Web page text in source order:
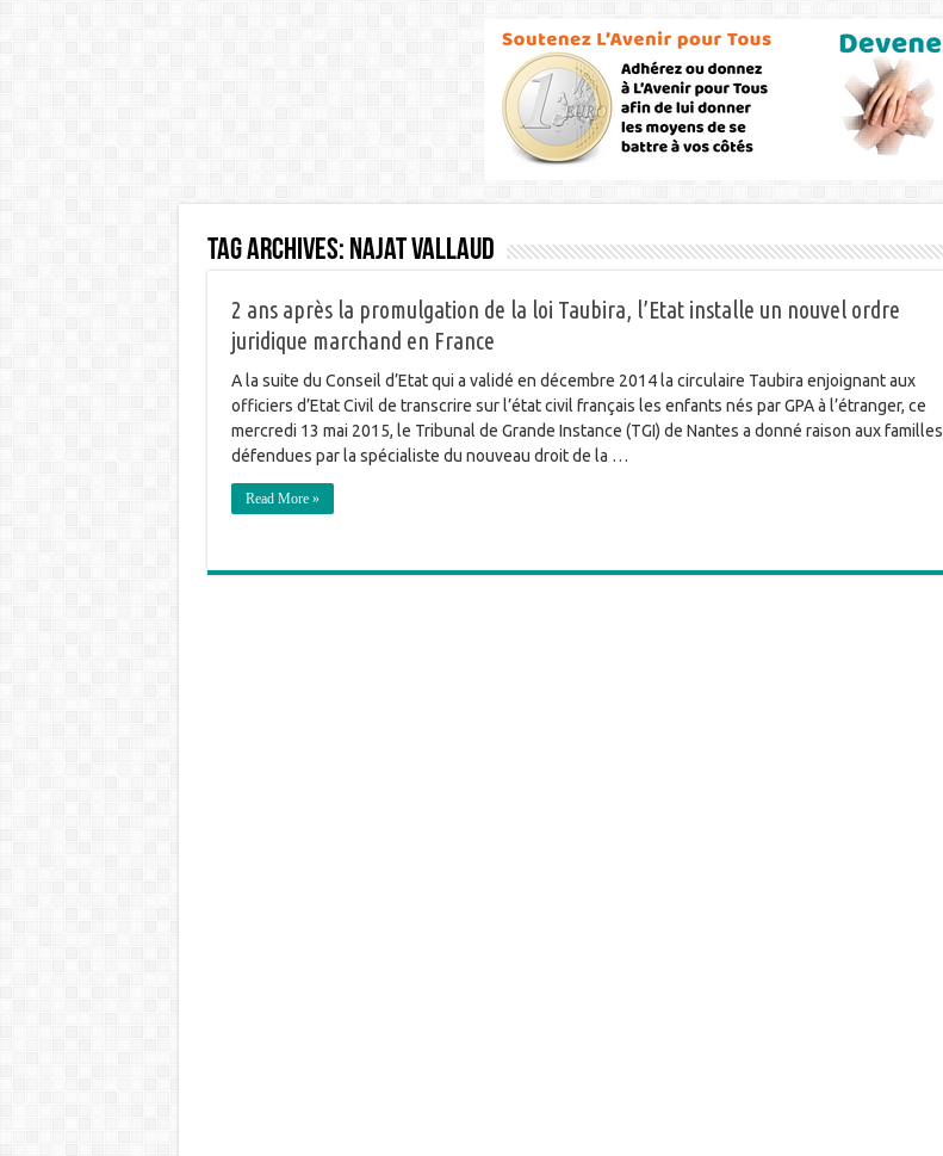
Tag Archives: Najat Vallaud
2 ans après la promulgation de la loi Taubira, l’Etat installe un nouvel ordre
juridique marchand en France
A la suite du Conseil d’Etat qui a validé en décembre 2014 la circulaire Taubira enjoignant aux
officiers d’Etat Civil de transcrire sur l’état civil français les enfants nés par GPA à l’étranger, ce
mercredi 13 mai 2015, le Tribunal de Grande Instance (TGI) de Nantes a donné raison aux familles
défendues par la spécialiste du nouveau droit de la …
Read More »